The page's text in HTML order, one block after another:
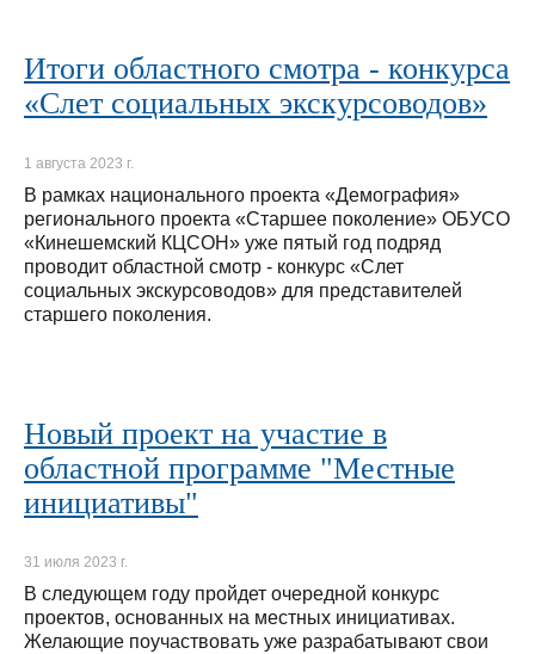
Итоги областного смотра - конкурса
«Слет социальных экскурсоводов»
1 августа 2023 г.
В рамках национального проекта «Демография»
регионального проекта «Старшее поколение» ОБУСО
«Кинешемский КЦСОН» уже пятый год подряд
проводит областной смотр - конкурс «Слет
социальных экскурсоводов» для представителей
старшего поколения.
Новый проект на участие в
областной программе "Местные
инициативы"
31 июля 2023 г.
В следующем году пройдет очередной конкурс
проектов, основанных на местных инициативах.
Желающие поучаствовать уже разрабатывают свои